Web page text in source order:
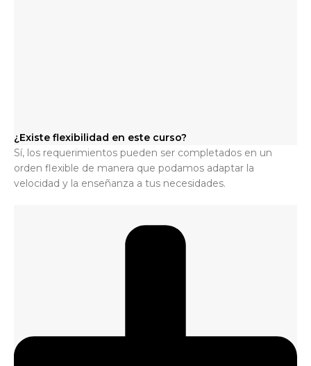
¿Existe flexibilidad en este curso?
Sí, los requerimientos pueden ser completados en un
orden flexible de manera que podamos adaptar la
velocidad y la enseñanza a tus necesidades.